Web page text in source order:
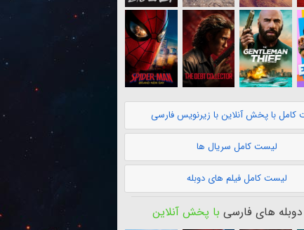
کامل با پخش آنلاین با زیرنویس فارسی
لیست کامل سریال ها
لیست کامل فیلم های دوبله
های فارسی با پخش آنلاین